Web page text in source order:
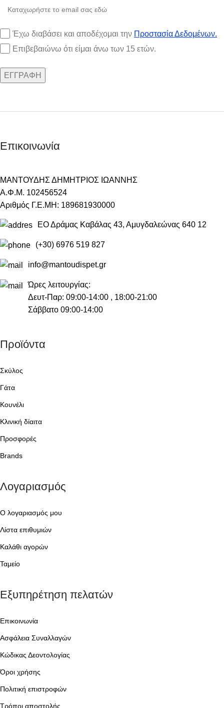
Έχω διαβάσει και αποδέχομαι την Προστασία Δεδομένων.
Επιβεβαιώνω ότι είμαι άνω των 15 ετών.
Επικοινωνία
ΜΑΝΤΟΥΔΗΣ ΔΗΜΗΤΡΙΟΣ ΙΩΑΝΝΗΣ
Α.Φ.Μ. 102456524
Αριθμός Γ.Ε.ΜΗ: 189681930000
ΕΟ Δράμας Καβάλας 43, Αμυγδαλεώνας 640 12
(+30) 6976 519 827
info@mantoudispet.gr
Ώρες λειτουργίας:
Δευτ-Παρ: 09:00-14:00 , 18:00-21:00
Σάββατο 09:00-14:00
Προϊόντα
Σκύλος
Γάτα
Κουνέλι
Κλινική δίαιτα
Προσφορές
Brands
Λογαριασμός
Ο λογαριασμός μου
Λίστα επιθυμιών
Καλάθι αγορών
Ταμείο
Εξυπηρέτηση πελατών
Επικοινωνία
Ασφάλεια Συναλλαγών
Κώδικας Δεοντολογίας
Όροι χρήσης
Πολιτική επιστροφών
Τρόποι αποστολής